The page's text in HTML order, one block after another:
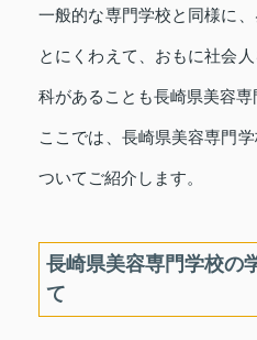
一般的な専門学校と同様に
とにくわえて、おもに社会
科があることも長崎県美容専
ここでは、長崎県美容専門
ついてご紹介します。
長崎県美容専門学校の
て